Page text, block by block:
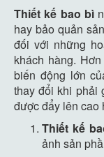
Thiết kế bao bì
hay bảo quản
đối với những
khách hàng.
biến động lớn
thay đổi khi phải
được đẩy lên cao
Thiết kế
ảnh sản